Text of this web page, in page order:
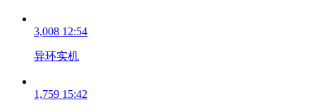
3,008 12:54
异环实机
1,759 15:42